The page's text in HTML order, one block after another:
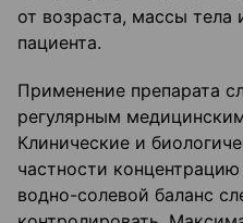
от возраста, массы тела
пациента.
Применение препарата
регулярным
Клинические и
частности
водно-солевой баланс